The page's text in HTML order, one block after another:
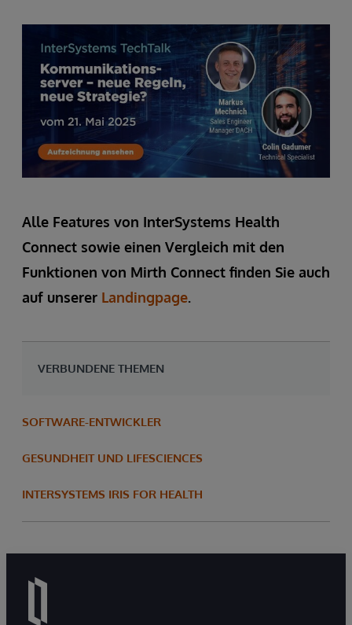
Alle Features von InterSystems Health
Connect sowie einen Vergleich mit den
Funktionen von Mirth Connect finden Sie auch
auf unserer Landingpage.
VERBUNDENE THEMEN
SOFTWARE-ENTWICKLER
GESUNDHEIT UND LIFESCIENCES
INTERSYSTEMS IRIS FOR HEALTH